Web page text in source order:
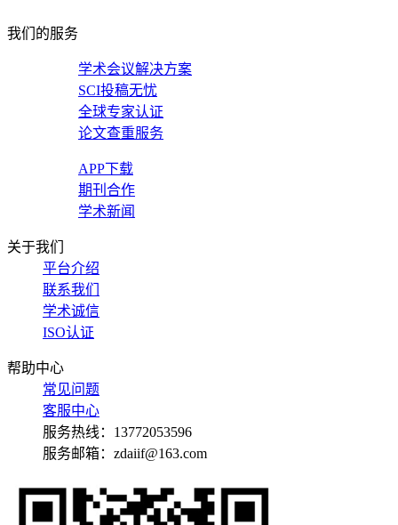
我们的服务
学术会议解决方案
SCI投稿无忧
全球专家认证
论文查重服务
APP下载
期刊合作
学术新闻
关于我们
平台介绍
联系我们
学术诚信
ISO认证
帮助中心
常见问题
客服中心
服务热线：13772053596
服务邮箱：zdaiif@163.com